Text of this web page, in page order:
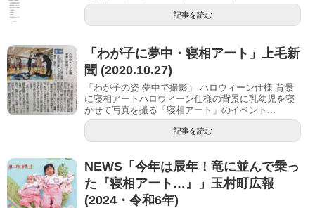
記事を読む
「わが子に夢中・寝相アート」上毛新
聞 (2020.10.27)
「わが子の姿 夢中で撮影」 ハロウィーン仕様 背景
に寝相アートハロウィーン仕様の背景に乳幼児を寝
かせて写真を撮る「寝相アート」のイベント...
記事を読む
NEWS「今年は辰年！竜に並んで乗っ
た『寝相アート…』」玉村町広報
(2024・令和6年)